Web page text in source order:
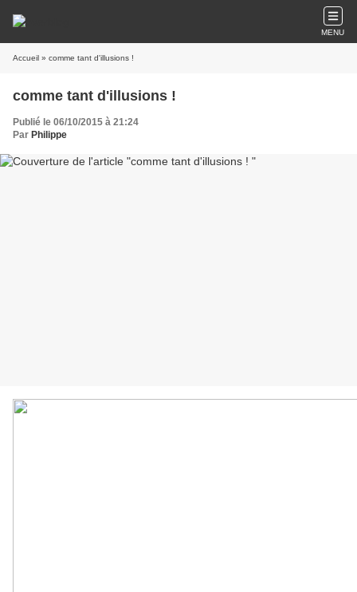
MENU
Accueil » comme tant d'illusions !
comme tant d'illusions !
Publié le 06/10/2015 à 21:24
Par Philippe